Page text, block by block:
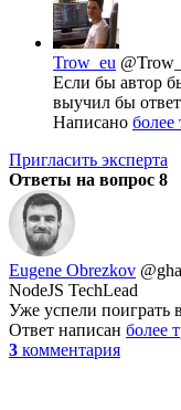
Trow_eu
Если бы автор
выучил бы
Написано более
Пригласить эксперта
Ответы на вопрос 8
Eugene Obrezkov
NodeJS TechLead
Уже успели поиграть
Ответ написан более
3 комментария